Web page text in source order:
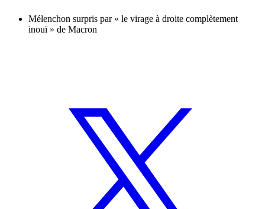
Mélenchon surpris par « le virage à droite complètement
inouï » de Macron